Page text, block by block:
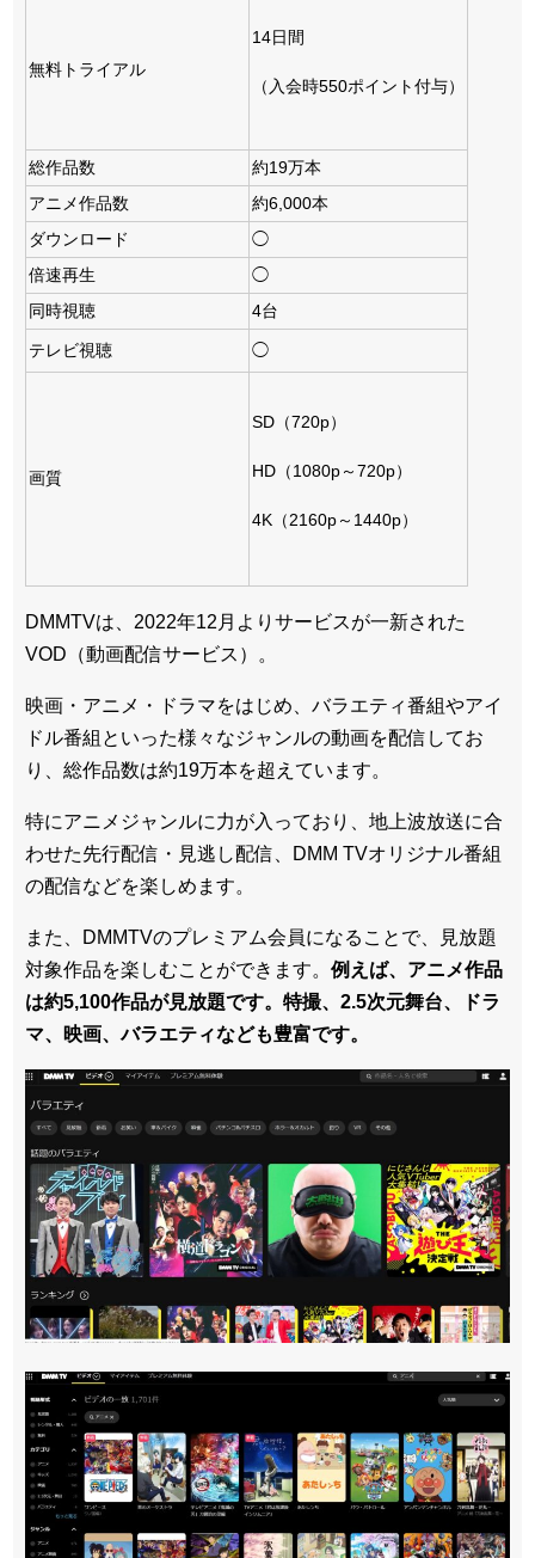
無料トライアル
14日間
（入会時550ポイント付与）
総作品数
約19万本
アニメ作品数
約6,000本
ダウンロード
◯
倍速再生
◯
同時視聴
4台
テレビ視聴 ◯
画質
SD（720p）
HD（1080p～720p）
4K（2160p～1440p）
DMMTVは、2022年12月よりサービスが一新された
VOD（動画配信サービス）。
映画・アニメ・ドラマをはじめ、バラエティ番組やアイ
ドル番組といった様々なジャンルの動画を配信してお
り、総作品数は約19万本を超えています。
特にアニメジャンルに力が入っており、地上波放送に合
わせた先行配信・見逃し配信、DMM TVオリジナル番組
の配信などを楽しめます。
また、DMMTVのプレミアム会員になることで、見放題
対象作品を楽しむことができます。 例えば、アニメ作品
は約5,100作品が見放題です。特撮、2.5次元舞台、ドラ
マ、映画、バラエティなども豊富です。